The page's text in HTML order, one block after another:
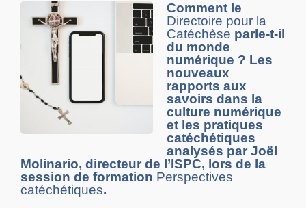
Comment le
Directoire pour la
Catéchèse parle-t-il
du monde
numérique ? Les
nouveaux
rapports aux
savoirs dans la
culture numérique
et les pratiques
catéchétiques
analysés par Joël
Molinario, directeur de l’ISPC, lors de la
session de formation Perspectives
catéchétiques.